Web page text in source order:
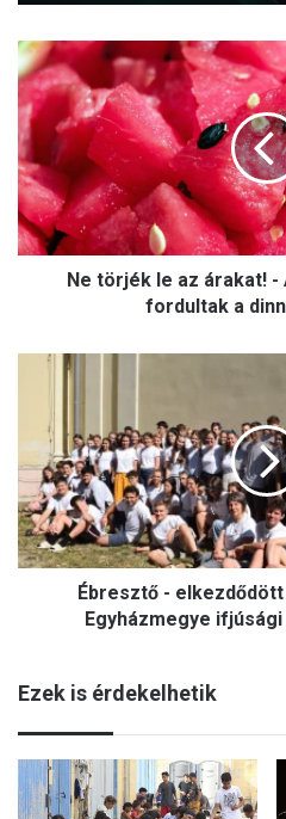
N
e
t
ö
r
j
é
k
l
á
a
t
!
-
A
á
z
n
Ne törjék le az árakat! -
fordultak a
s
z
t
ő
-
z
d
ö
Ébresztő -
Egyházmegye
Ezek is érdekelhetik